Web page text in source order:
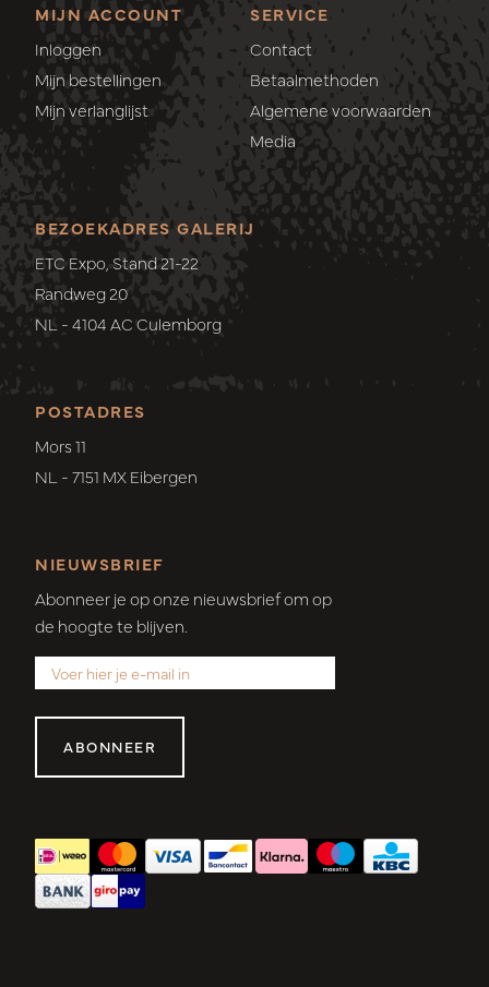
MIJN ACCOUNT
Inloggen
Mijn bestellingen
Mijn verlanglijst
SERVICE
Contact
Betaalmethoden
Algemene voorwaarden
Media
POSTADRES
Mors 11
NL - 7151 MX Eibergen
BEZOEKADRES GALERIJ
ETC Expo, Stand 21-22
Randweg 20
NL - 4104 AC Culemborg
NIEUWSBRIEF
Abonneer je op onze nieuwsbrief om op
de hoogte te blijven.
ABONNEER